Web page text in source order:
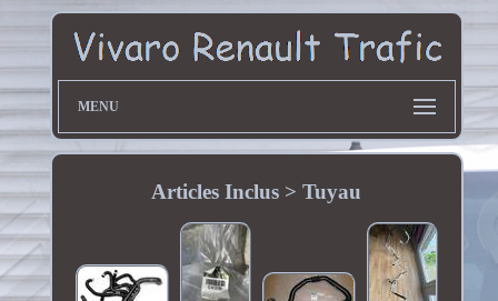
MENU
Articles Inclus > Tuyau